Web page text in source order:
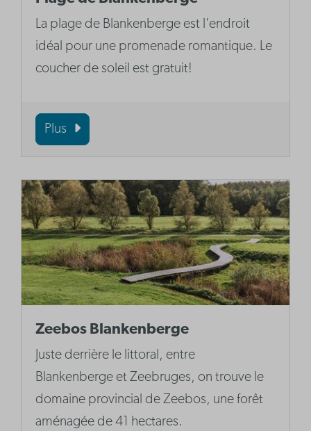
La plage de Blankenberge est l'endroit
idéal pour une promenade romantique. Le
coucher de soleil est gratuit!
Plus
Zeebos Blankenberge
Juste derrière le littoral, entre
Blankenberge et Zeebruges, on trouve le
domaine provincial de Zeebos, une forêt
aménagée de 41 hectares.